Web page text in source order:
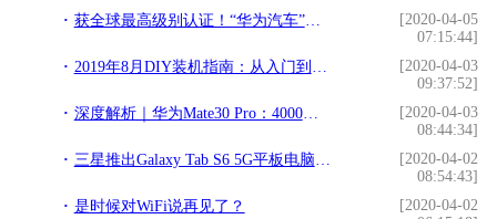
获全球最高级别认证！“华为汽车”被挖到里程碑式突破，机构高呼这个风口渐行渐近
[2020-04-05
07:15:44]
2019年8月DIY装机指南：从入门到高端的组装电脑主机配置推荐
[2020-04-03
09:37:52]
深度解析｜华为Mate30 Pro：4000万双主摄真实水平咋样？
[2020-04-03
08:44:34]
三星推出Galaxy Tab S6 5G平板电脑骁龙855-系全球首款5G平板
[2020-04-02
08:54:43]
是时候对WiFi说再见了？
[2020-04-02